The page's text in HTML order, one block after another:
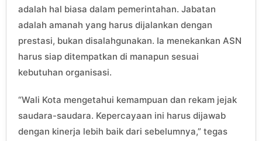
adalah hal biasa dalam pemerintahan. Jabatan
adalah amanah yang harus dijalankan dengan
prestasi, bukan disalahgunakan. Ia menekankan ASN
harus siap ditempatkan di manapun sesuai
kebutuhan organisasi.
“Wali Kota mengetahui kemampuan dan rekam jejak
saudara-saudara. Kepercayaan ini harus dijawab
dengan kinerja lebih baik dari sebelumnya,” tegas